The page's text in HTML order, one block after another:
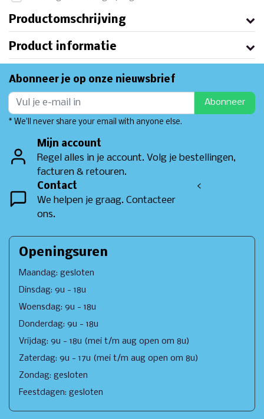
Productomschrijving
Product informatie
Abonneer je op onze nieuwsbrief
Abonneer
* We'll never share your email with anyone else.
Mijn account
Regel alles in je account. Volg je bestellingen,
facturen & retouren.
Contact
We helpen je graag. Contacteer
ons.
<
Openingsuren
Maandag: gesloten
Dinsdag: 9u - 18u
Woensdag: 9u - 18u
Donderdag: 9u - 18u
Vrijdag: 9u - 18u (mei t/m aug open om 8u)
Zaterdag: 9u - 17u (mei t/m aug open om 8u)
Zondag: gesloten
Feestdagen: gesloten